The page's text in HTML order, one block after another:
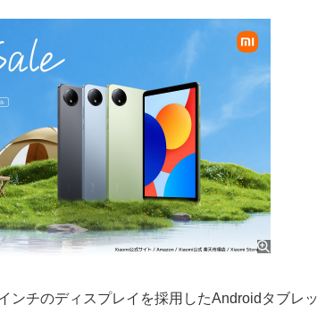
チのディスプレイを採用したAndroidタブレッ